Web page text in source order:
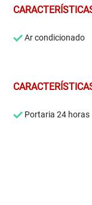
Ar condicionado
Portaria 24 horas